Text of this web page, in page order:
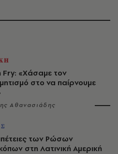
Fry: «Χάσαμε τον
στο να παίρνουμε
Αθανασιάδης
των Ρώσων
στη Λατινική Αμερική